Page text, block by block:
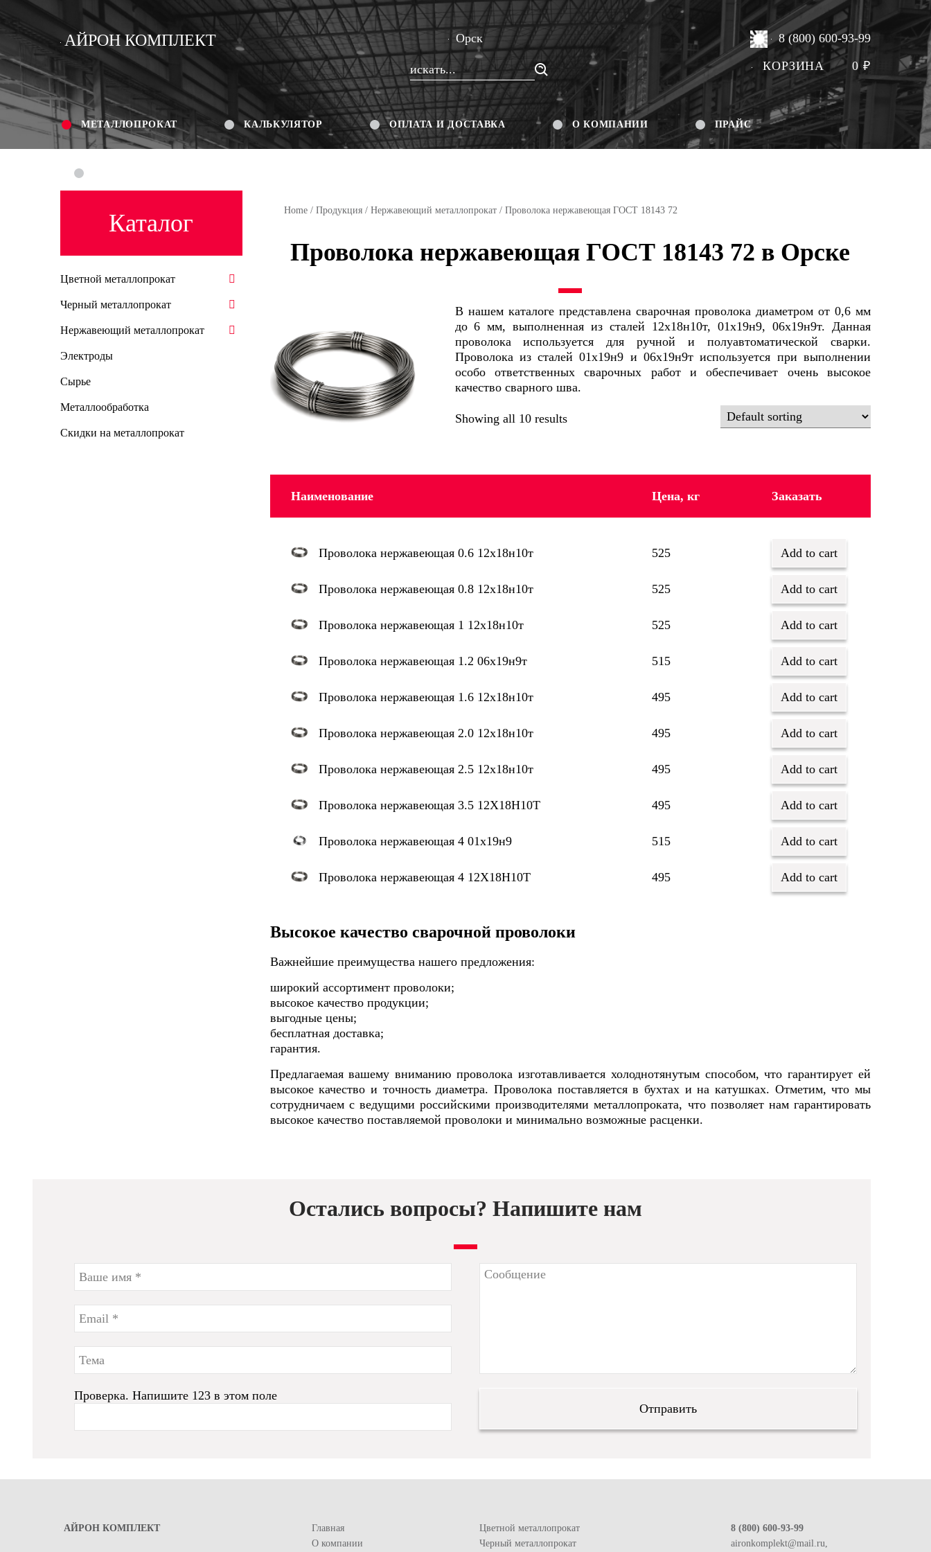
АЙРОН КОМПЛЕКТ Орск 8 (800) 600-93-99
КОРЗИНА 0₽
МЕТАЛЛОПРОКАТ КАЛЬКУЛЯТОР ОПЛАТА И ДОСТАВКА О КОМПАНИИ ПРАЙС
Home/ Продукция/ Нержавеющий металлопрокат/ Проволока нержавеющая ГОСТ 18143 72
Проволока нержавеющая ГОСТ 18143 72 в Орске
В нашем каталоге представлена сварочная проволока диаметром от 0,6 мм
до 6 мм, выполненная из сталей 12х18н10т, 01х19н9, 06х19н9т. Данная
проволока используется для ручной и полуавтоматической сварки.
Проволока из сталей 01х19н9 и 06х19н9т используется при выполнении
особо ответственных сварочных работ и обеспечивает очень высокое
качество сварного шва.
Showing all 10 results
Наименование Цена, кг Заказать
Проволока нержавеющая 0.6 12х18н10т 525 Add to cart
Проволока нержавеющая 0.8 12х18н10т 525 Add to cart
Проволока нержавеющая 1 12х18н10т 525 Add to cart
Проволока нержавеющая 1.2 06х19н9т 515 Add to cart
Проволока нержавеющая 1.6 12х18н10т 495 Add to cart
Проволока нержавеющая 2.0 12х18н10т 495 Add to cart
Проволока нержавеющая 2.5 12х18н10т 495 Add to cart
Проволока нержавеющая 3.5 12Х18Н10Т 495 Add to cart
Проволока нержавеющая 4 01х19н9 515 Add to cart
Проволока нержавеющая 4 12Х18Н10Т 495 Add to cart
Высокое качество сварочной проволоки
Важнейшие преимущества нашего предложения:
широкий ассортимент проволоки;
высокое качество продукции;
выгодные цены;
бесплатная доставка;
гарантия.
Предлагаемая вашему вниманию проволока изготавливается холоднотянутым способом, что гарантирует ей
высокое качество и точность диаметра. Проволока поставляется в бухтах и на катушках. Отметим, что мы
сотрудничаем с ведущими российскими производителями металлопроката, что позволяет нам гарантировать
высокое качество поставляемой проволоки и минимально возможные расценки.
Каталог
Цветной металлопрокат
Черный металлопрокат
Нержавеющий металлопрокат
Электроды
Сырье
Металлообработка
Скидки на металлопрокат
Остались вопросы? Напишите нам
Проверка. Напишите 123 в этом поле
АЙРОН КОМПЛЕКТ
Главная
О компании
Цветной металлопрокат
Черный металлопрокат
8 (800) 600-93-99
aironkomplekt@mail.ru,